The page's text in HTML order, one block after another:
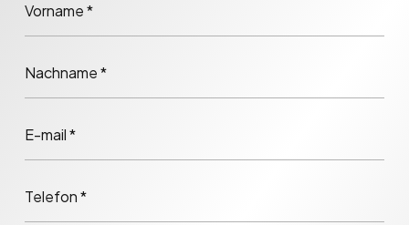
Vorname *
Nachname *
E-mail *
Telefon *